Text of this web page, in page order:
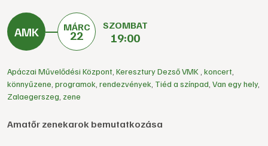
MÁRC
22
SZOMBAT
19:00
Apáczai Művelődési Központ Keresztury Dezső VMK koncert
könnyűzene programok rendezvények Tiéd a színpad Van egy hely,
Zalaegerszeg zene
Amatőr zenekarok bemutatkozása